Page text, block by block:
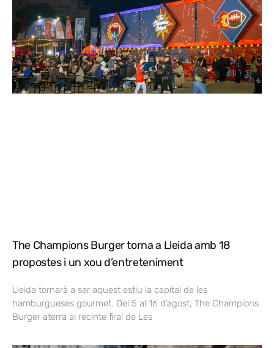
The Champions Burger torna a Lleida amb 18
propostes i un xou d’entreteniment
Lleida tornarà a ser aquest estiu la capital de les
hamburgueses gourmet. Del 5 al 16 d’agost, The Champions
Burger aterra al recinte firal de Les